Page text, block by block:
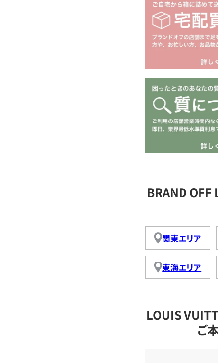
BRAND
関東エリア
東海エリア
LOUIS
ご